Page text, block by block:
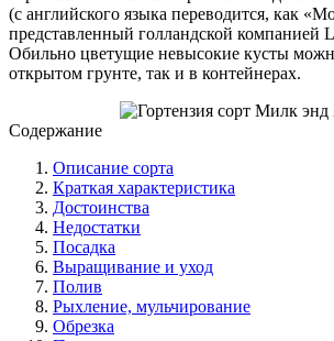
(с английского языка переводится, как
представленный голландской компанией
Обильно цветущие невысокие кусты
открытом грунте, так и в контейнерах.
Содержание
Описание сорта
Краткая характеристика
Достоинства
Недостатки
Посадка
Выращивание и уход
Полив
Рыхление, мульчирование
Обрезка